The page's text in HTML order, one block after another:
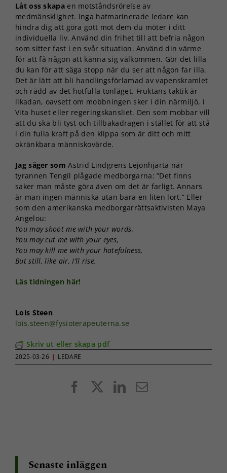
Låt oss skapaen motståndsrörelse av
medmänsklighet. Inga hatmarinerade ledare kan
hindra dig att göra gott mot dem du möter i ditt
individuella liv. Använd din frihet till att befria någon
som sitter fast i en svår situation. Använd din värme
för att få någon att känna sig välkommen. Gör det lilla
du kan för att säga stopp när du ser att någon far illa.
Det är lätt att bli handlingsförlamad av vapenskramlet
och rädd av det hotfulla tonläget. Fruktans taktik är
likadan, oavsett om mobbningen sker i din närmiljö, i
Vita huset eller regeringskansliet. Den som mobbar vill
att du ska bli tyst och tillbakadragen i stället för att stå
i din fulla kraft på den klippa som är ditt och mitt
okränkbara människovärde.
Jag säger som Astrid Lindgrens Lejonhjärta när
tyrannen Tengil plågade medborgarna: ”Det finns
saker man måste göra även om det är farligt. Annars
är man ingen människa utan bara en liten lort.” Eller
som den amerikanska medborgarrättsaktivisten Maya
Angelou:
You may shoot me with your words,
You may cut me with your eyes,
You may kill me with your hatefulness,
But still, like air, I’ll rise.
Läs tidningen här!
Lois Steen
lois.steen@fysioterapeuterna.se
Skriv ut eller skapa pdf
2025-03-26 | LEDARE
FacebookLinkedIn
E-
Senaste inläggen